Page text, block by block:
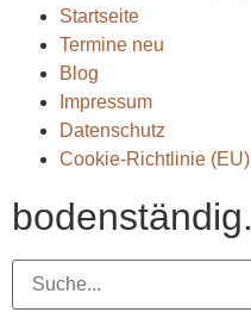
Startseite
Termine neu
Blog
Impressum
Datenschutz
Cookie-Richtlinie (EU)
bodenständig.